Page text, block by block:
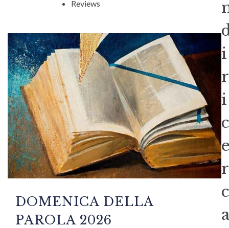
i
r
i
c
r
c
Reviews
DOMENICA DELLA
PAROLA 2026